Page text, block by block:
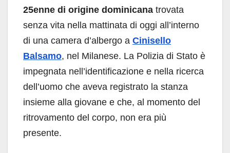
25enne di origine dominicana trovata
senza vita nella mattinata di oggi all’interno
di una camera d’albergo a Cinisello
Balsamo, nel Milanese. La Polizia di Stato è
impegnata nell’identificazione e nella ricerca
dell’uomo che aveva registrato la stanza
insieme alla giovane e che, al momento del
ritrovamento del corpo, non era più
presente.